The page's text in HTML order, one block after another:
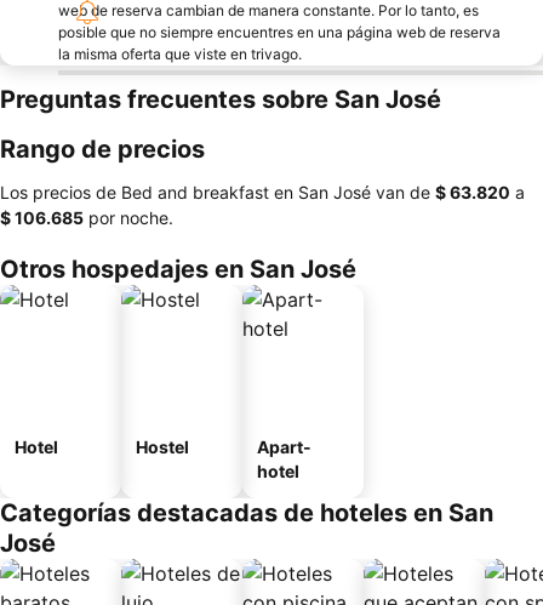
web de reserva cambian de manera constante. Por lo tanto, es
posible que no siempre encuentres en una página web de reserva
la misma oferta que viste en trivago.
Preguntas frecuentes sobre San José
Rango de precios
Los precios de Bed and breakfast en San José van de ‎$ 63.820 a
‎$ 106.685 por noche.
Otros hospedajes en San José
Hotel Hostel
Apart-
hotel
Categorías destacadas de hoteles en San
José